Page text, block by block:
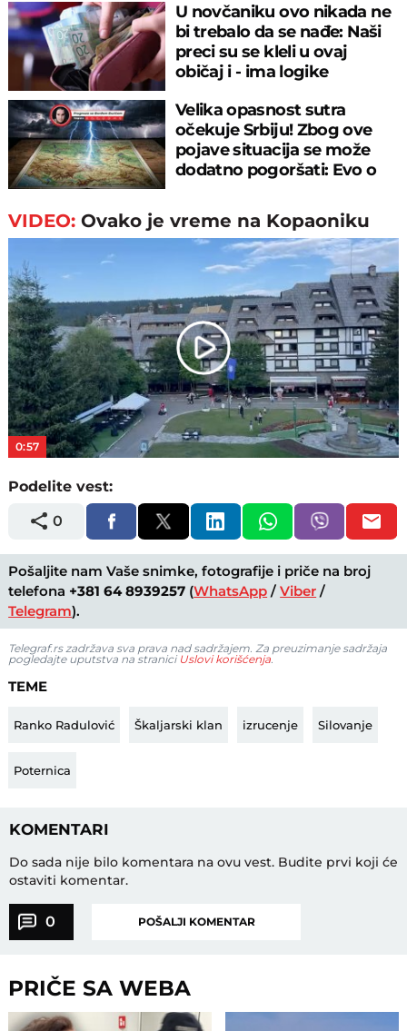
U novčaniku ovo nikada ne
bi trebalo da se nađe: Naši
preci su se kleli u ovaj
običaj i - ima logike
Velika opasnost sutra
očekuje Srbiju! Zbog ove
pojave situacija se može
dodatno pogoršati: Evo o
VIDEO:Ovako je vreme na Kopaoniku
Play
Video
0:57
Podelite vest:
0
Pošaljite nam Vaše snimke, fotografije i priče na broj
telefona +381 64 8939257 (WhatsApp /Viber /
Telegram).
Telegraf.rs zadržava sva prava nad sadržajem. Za preuzimanje sadržaja
pogledajte uputstva na stranici Uslovi korišćenja.
TEME
Ranko Radulović Škaljarski klan izrucenje Silovanje
Poternica
KOMENTARI
Do sada nije bilo komentara na ovu vest. Budite prvi koji će
ostaviti komentar.
0 POŠALJI KOMENTAR
PRIČE SA WEBA